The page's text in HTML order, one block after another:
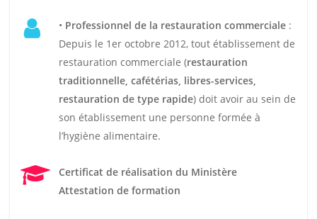
• Professionnel de la restauration commerciale:
Depuis le 1er octobre 2012, tout établissement de
restauration commerciale (restauration
traditionnelle, cafétérias, libres-services,
restauration de type rapide) doit avoir au sein de
son établissement une personne formée à
l’hygiène alimentaire.
Certificat de réalisation du Ministère
Attestation de formation